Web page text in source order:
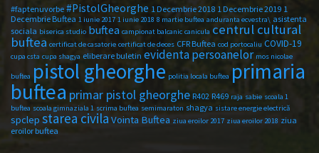
#faptenuvorbe #PistolGheorghe 1 Decembrie 2018 1 Decembrie 2019 1
Decembrie Buftea 1 iunie 2017 1 iunie 2018 8 martie buftea anduranta ecvestra\ asistenta
sociala biserica studio buftea campionat balcanic canicula centrul cultural
buftea certificat de casatorie certificat de deces CFR Buftea cod portocaliu COVID-19
cupa csta cupa shagya eliberare buletin evidenta persoanelor mos nicolae
buftea pistol gheorghe politia locala buftea primaria
buftea primar pistol gheorghe R402 R469 raja sabie scoala 1
buftea scoala gimnaziala 1 scrima buftea semimaraton shagya sistare energie electrică
spclep starea civila Vointa Buftea ziua eroilor 2017 ziua eroilor 2018 ziua
eroilor buftea